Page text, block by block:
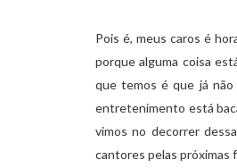
Pois é, meus caros é
porque alguma coisa
que temos é que já não
entretenimento está
vimos no decorrer
cantores pelas próximas